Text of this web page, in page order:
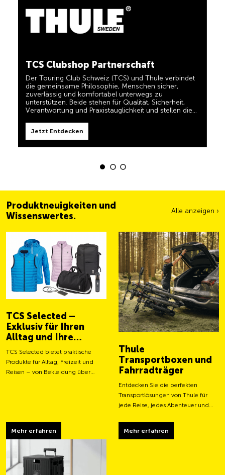
die gemeinsame Philosophie, Menschen sicher,
zuverlässig und komfortabel unterwegs zu
Verantwortung und Praxistauglichkeit und stellen die
Bedürfnisse von Reisenden und aktiven Familien in den
Mittelpunkt.
Jetzt Entdecken
Mastercard® und Sie erhalten automatisch 5% als
Cashback zurück erstattet. Die TCS Member
Mastercard ist TCS Mitglieds-, Bezahl- und Sparkarte
in einem und für TCS-Mitglieder dauerhaft kostenlos.
Produkte erfüllen und Ihnen zuverlässige, nützliche
Helfer sein, wenn Sie unterwegs sind. Sie erkennen
my side'.
Jetzt Entdecken
Produktneuigkeiten und
Wissenswertes.
Alle anzeigen ›
TCS Selected –
Exklusiv für Ihren
Alltag und Ihre
Abenteuer
TCS Selected bietet praktische
Produkte für Alltag, Freizeit und
Reisen – von Bekleidung über
Mehr erfahren
Thule
Transportboxen und
Fahrradträger
Entdecken Sie die perfekten
Transportlösungen von Thule für
jede Reise, jedes Abenteuer und
Mehr erfahren